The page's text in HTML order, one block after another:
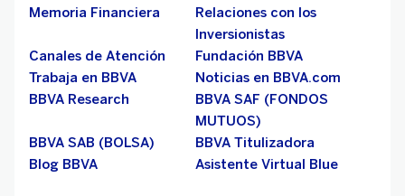
Memoria Financiera
Relaciones con los
Inversionistas
Canales de Atención
Fundación BBVA
Trabaja en BBVA
Noticias en BBVA.com
BBVA Research
BBVA SAF (FONDOS
MUTUOS)
BBVA SAB (BOLSA)
BBVA Titulizadora
Blog BBVA
Asistente Virtual Blue